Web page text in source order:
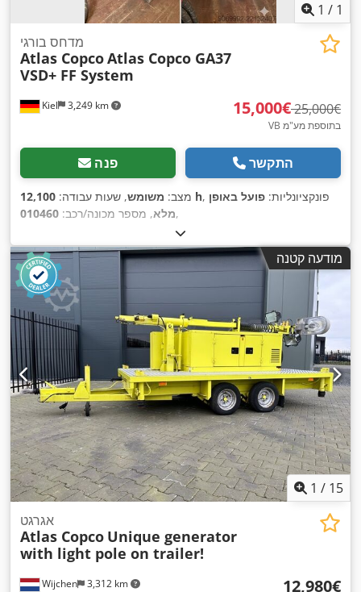
1 / 1
Kiel 3,249 km
מדחס בורגי
Atlas CopcoAtlas Copco GA37
VSD+ FF System
‏15,000 ‏€ ‏25,000 ‏€
VB בתוספת מע"מ
פנה התקשר
מצב: משומש, שעות עבודה: 12,100 h , פונקציונליות: פועל באופן
מלא, מספר מכונה/רכב: 010460 ,
מודעה קטנה
1 / 15
Wijchen 3,312 km
אגרגט
Atlas Copco Unique generator
with light pole on trailer!
‏12,980 ‏€